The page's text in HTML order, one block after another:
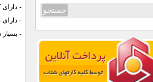
-
-
- بسیار